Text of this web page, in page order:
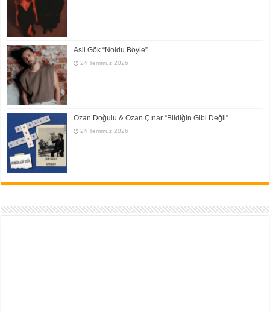
Asil Gök “Noldu Böyle”
24 Temmuz 2026
Ozan Doğulu & Ozan Çınar “Bildiğin Gibi Değil”
24 Temmuz 2026